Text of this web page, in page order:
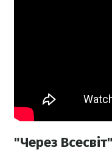
"Через Всесвіт"